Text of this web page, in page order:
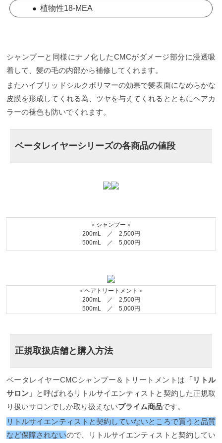
● 植物性18-MEA
シャンプーと同様にナノ化したCMCがダメージ部分に浸透吸
着して、髪の毛の内部から補修してくれます。
またハイブリッドシルクポリマーの効果で髪表面になめらかな
皮膜を形成してくれる為、ツヤを与えてくれるとともにヘアカ
ラーの褪色も防いでくれます。
ベータレイヤーシリーズの各商品の値段
＜シャンプー＞
200mL ／ 2,500円
500mL ／ 5,000円
＜ヘアトリートメント＞
200mL ／ 2,500円
500mL ／ 5,000円
正規取扱店舗と購入方法
ベータレイヤーCMCシャンプー＆トリートメントは 「リトル
サロン」 と呼ばれるリトルサイエンティストと契約した正規取
り扱いサロンでしか取り扱えないプライム商品です。
リトルサイエンティストと契約していないところで買うと品質
など保障されないので、リトルサイエンティストと契約してい